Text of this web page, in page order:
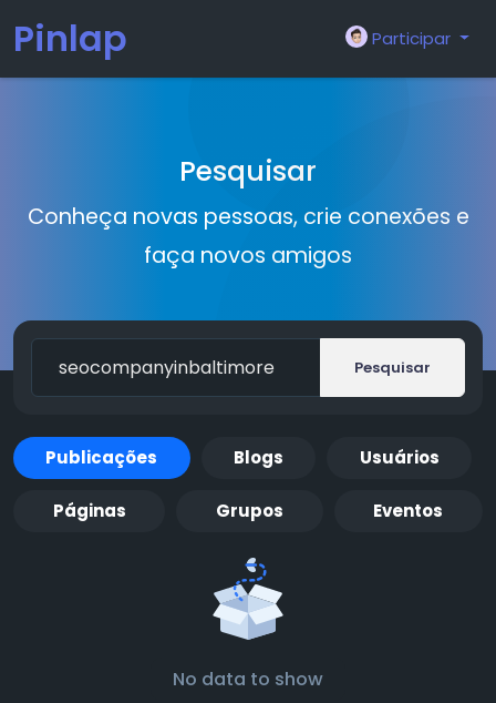
Pinlap Participar
Pesquisar
Conheça novas pessoas, crie conexões e
faça novos amigos
Pesquisar
Publicações Blogs Usuários
Páginas Grupos Eventos
No data to show